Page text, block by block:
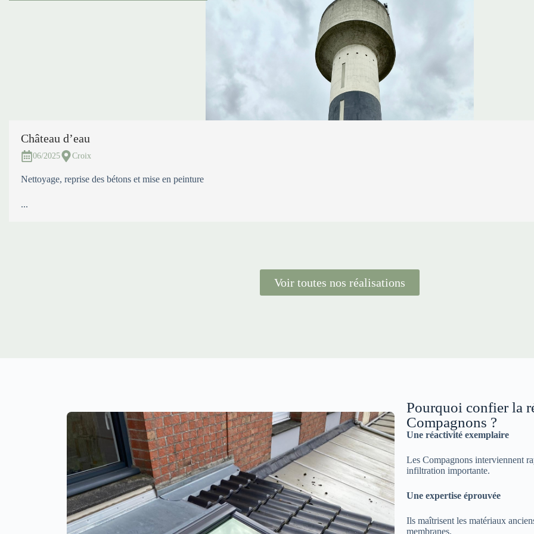
Château d’eau
06/2025 Croix
Nettoyage, reprise des bétons et mise en peinture
...
Voir toutes nos réalisations
Pourquoi confier la
Compagnons ?
Une réactivité exemplaire
Les Compagnons interviennent
infiltration importante.
Une expertise éprouvée
Ils maîtrisent les matériaux
membranes.